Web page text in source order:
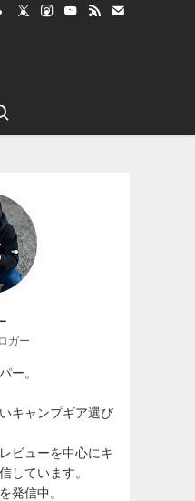
ガー
ー。
キャンプギア選び
ビューを中心にキ
しています。
発信中。